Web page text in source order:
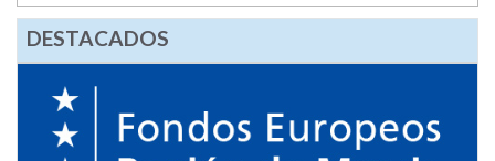
DESTACADOS